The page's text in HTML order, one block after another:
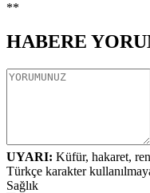
**
HABERE
UYARI: Küfür, hakaret,
Türkçe karakter
Sağlık